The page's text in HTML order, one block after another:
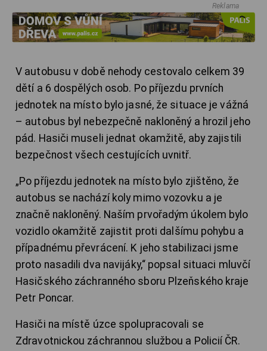
Reklama
V autobusu v době nehody cestovalo celkem 39
dětí a 6 dospělých osob. Po příjezdu prvních
jednotek na místo bylo jasné, že situace je vážná
– autobus byl nebezpečně nakloněný a hrozil jeho
pád. Hasiči museli jednat okamžitě, aby zajistili
bezpečnost všech cestujících uvnitř.
„Po příjezdu jednotek na místo bylo zjištěno, že
autobus se nachází koly mimo vozovku a je
značně nakloněný. Naším prvořadým úkolem bylo
vozidlo okamžitě zajistit proti dalšímu pohybu a
případnému převrácení. K jeho stabilizaci jsme
proto nasadili dva navijáky,“ popsal situaci mluvčí
Hasičského záchranného sboru Plzeňského kraje
Petr Poncar.
Hasiči na místě úzce spolupracovali se
Zdravotnickou záchrannou službou a Policií ČR.